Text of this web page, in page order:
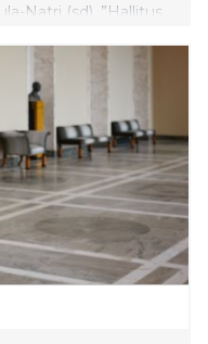
Natri (sd). ”Hallitus
satunnaisella
jokainen lisäeuro
Tänään